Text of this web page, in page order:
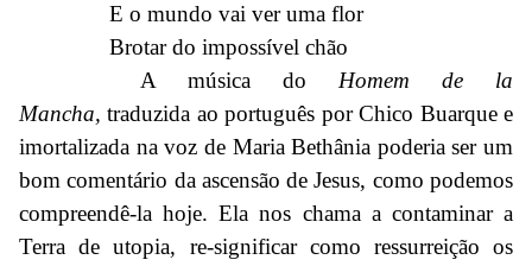
E o mundo vai ver uma flor
Brotar do impossível chão
A música do Homem de la
Mancha,traduzida ao português por Chico Buarque e
imortalizada na voz de Maria Bethânia poderia ser um
bom comentário da ascensão de Jesus, como podemos
compreendê-la hoje. Ela nos chama a contaminar a
Terra de utopia, re-significar como ressurreição os